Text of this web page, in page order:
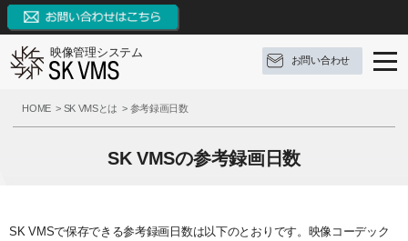
映像管理システム
お問い合わせ
SK VMSとは
HOME SK VMSとは 参考録画日数
SK VMSの参考録画日数
SK VMSで保存できる参考録画日数は以下のとおりです。映像コーデック